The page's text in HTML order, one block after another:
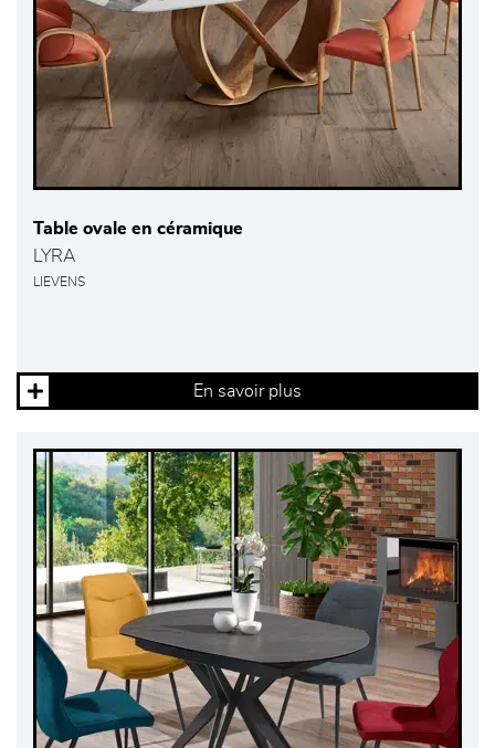
Table ovale en céramique
LYRA
LIEVENS
En savoir plus